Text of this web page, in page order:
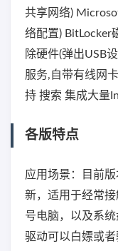
共享网络)
络配置) BitLocker
除硬件(弹出USB
服务,自带有线网
持 搜索 集成大量
各版特点
应用场景：目前
新，适用于经常
号电脑，以及系
驱动可以白嫖或